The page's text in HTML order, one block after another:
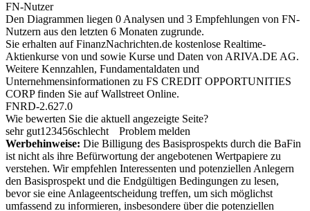
FN-Nutzer
Den Diagrammen liegen 0 Analysen und 3 Empfehlungen von FN-
Nutzern aus den letzten 6 Monaten zugrunde.
Sie erhalten auf FinanzNachrichten.de kostenlose Realtime-
Aktienkurse von und sowie Kurse und Daten von ARIVA.DE AG.
Weitere Kennzahlen, Fundamentaldaten und
Unternehmensinformationen zu FS CREDIT OPPORTUNITIES
CORP finden Sie aufWallstreet Online.
FNRD-2.627.0
Wie bewerten Sie die aktuell angezeigte Seite?
sehr gut1 23456schlecht
Problem melden
Werbehinweise: Die Billigung des Basisprospekts durch die BaFin
ist nicht als ihre Befürwortung der angebotenen Wertpapiere zu
verstehen. Wir empfehlen Interessenten und potenziellen Anlegern
den Basisprospekt und die Endgültigen Bedingungen zu lesen,
bevor sie eine Anlageentscheidung treffen, um sich möglichst
umfassend zu informieren, insbesondere über die potenziellen